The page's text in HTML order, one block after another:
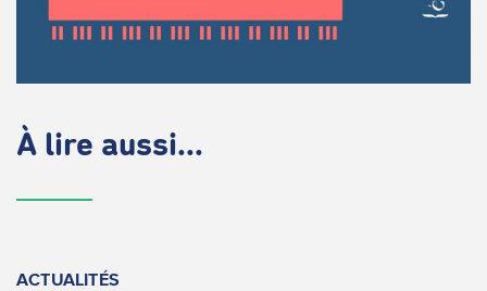
À lire aussi...
ACTUALITÉS